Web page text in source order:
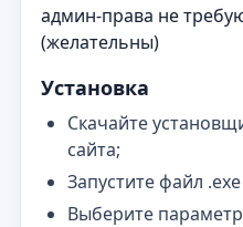
админ‑права не
(желательны)
Установка
Скачайте
сайта;
Запустите файл
Выберите